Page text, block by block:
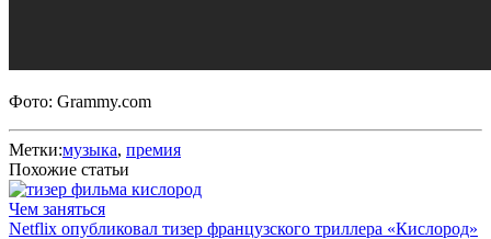
Фото: Grammy.com
Метки:музыка, премия
Похожие статьи
Чем заняться
Netflix опубликовал тизер французского триллера «Кислород»